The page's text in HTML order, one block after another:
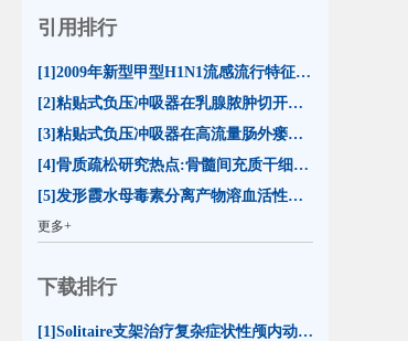
引用排行
[1]2009年新型甲型H1N1流感流行特征及防控措施(16)
[2]粘贴式负压冲吸器在乳腺脓肿切开引流治疗中的应用(13)
[3]粘贴式负压冲吸器在高流量肠外瘘合并切口裂开治疗中的应用(13)
[4]骨质疏松研究热点:骨髓间充质干细胞分化命运(13)
[5]发形霞水母毒素分离产物溶血活性的比较及其影响因素分析(12)
更多+
下载排行
[1]Solitaire支架治疗复杂症状性颅内动脉狭窄的初步评价(23598)